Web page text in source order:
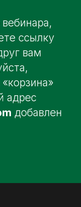
ссылку
вам
адрес
добавлен